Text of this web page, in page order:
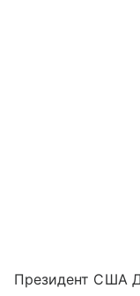
Президент США